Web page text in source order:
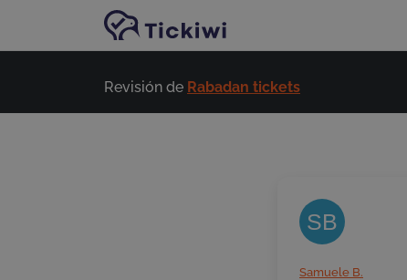
Ir al contenido principal
Revisión de Rabadan tickets
SB
Samuele B.